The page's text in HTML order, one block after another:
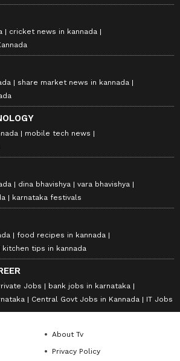
cricket news in kannada
share market news in kannada
mobile tech news
dina bhavishya
vara bhavishya
karnataka festivals
food recipes in kannada
kitchen tips in kannada
Jobs
bank jobs in karnataka
Central Govt Jobs in Kannada IT Jobs
About Tv
Privacy Policy